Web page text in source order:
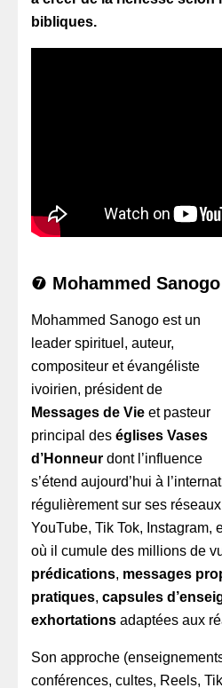
bibliques.
❼ Mohammed Sanogo
Mohammed Sanogo est un
leader spirituel, auteur,
compositeur et évangéliste
ivoirien, président de
Messages de Vie et pasteur
principal des églises Vases
d’Honneur dont l’influence
s’étend aujourd’hui à
régulièrement sur ses
YouTube, Tik Tok, Instagram,
où il cumule des millions de
prédications, messages
pratiques, capsules
exhortations adaptées aux
Son approche
conférences, cultes, Reels,